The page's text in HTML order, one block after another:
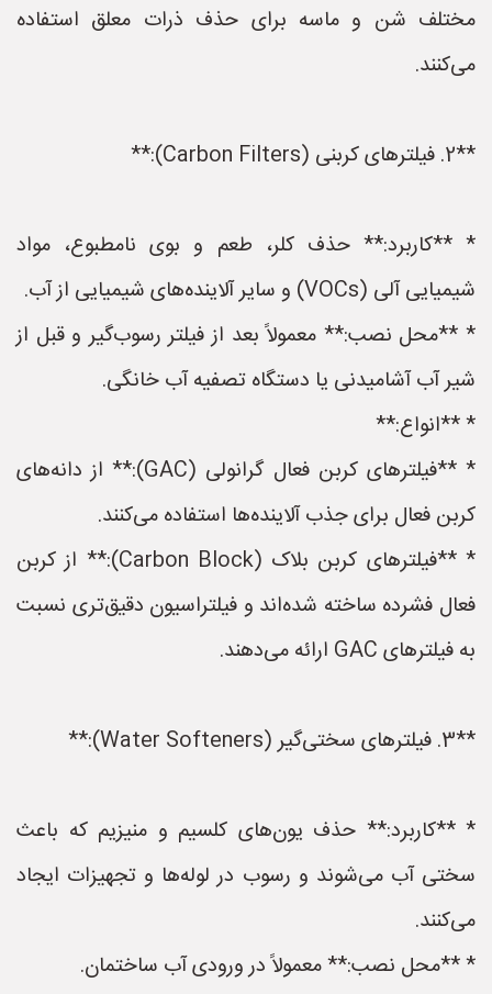
مختلف شن و ماسه برای حذف ذرات معلق استفاده
می‌کنند.
**2. فیلترهای کربنی (Carbon Filters):**
* **کاربرد:** حذف کلر، طعم و بوی نامطبوع، مواد
شیمیایی آلی (VOCs) و سایر آلاینده‌های شیمیایی از آب.
* **محل نصب:** معمولاً بعد از فیلتر رسوب‌گیر و قبل از
شیر آب آشامیدنی یا دستگاه تصفیه آب خانگی.
* **انواع:**
* **فیلترهای کربن فعال گرانولی (GAC):** از دانه‌های
کربن فعال برای جذب آلاینده‌ها استفاده می‌کنند.
* **فیلترهای کربن بلاک (Carbon Block):** از کربن
فعال فشرده ساخته شده‌اند و فیلتراسیون دقیق‌تری نسبت
به فیلترهای GAC ارائه می‌دهند.
**3. فیلترهای سختی‌گیر (Water Softeners):**
* **کاربرد:** حذف یون‌های کلسیم و منیزیم که باعث
سختی آب می‌شوند و رسوب در لوله‌ها و تجهیزات ایجاد
می‌کنند.
* **محل نصب:** معمولاً در ورودی آب ساختمان.